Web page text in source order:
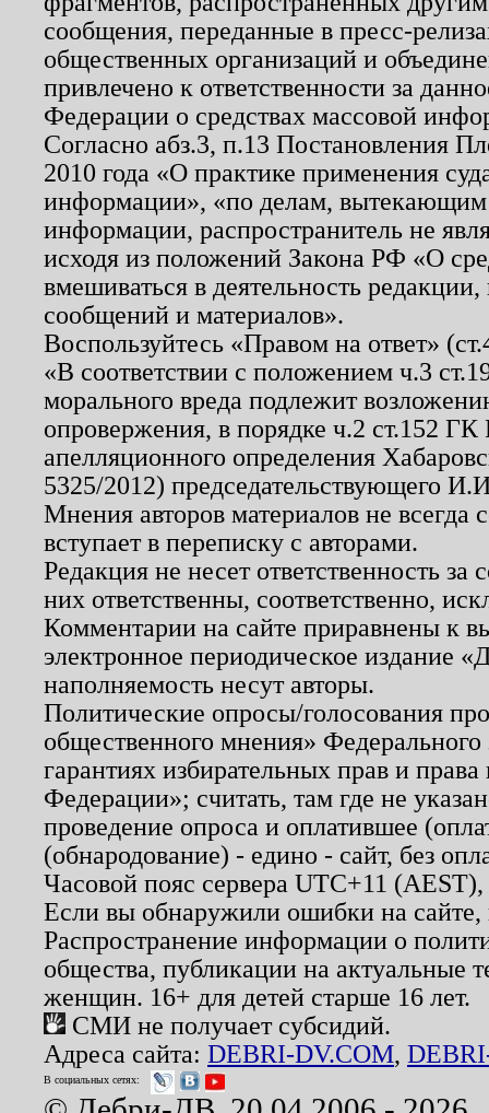
сообщения, переданные в пресс-
общественных организаций и
привлечено к ответственности за
Федерации о средствах массовой
Согласно абз.3, п.13 Постановления
2010 года «О практике применения
информации», «по делам, вытекающим
информации, распространитель не
исходя из положений Закона РФ «О
вмешиваться в деятельность
сообщений и материалов».
Воспользуйтесь «Правом на ответ»
«В соответствии с положением ч.3
морального вреда подлежит
опровержения, в порядке ч.2 ст.152
апелляционного определения
5325/2012) председательствующего
Мнения авторов материалов не
вступает в переписку с авторами.
Редакция не несет ответственность
них ответственны, соответственно,
Комментарии на сайте приравнены к
электронное периодическое издание
наполняемость несут авторы.
Политические опросы/голосования
общественного мнения»
гарантиях избирательных прав и
Федерации»; считать, там где не
проведение опроса и оплатившее
(обнародование) - едино - сайт, без
Часовой пояс сервера UTC+11
Если вы обнаружили ошибки на
Распространение информации о
общества, публикации на актуальные
женщин. 16+ для детей старше 16 лет.
СМИ не получает субсидий.
Адреса сайта: DEBRI-DV.COM,
В социальных сетях: